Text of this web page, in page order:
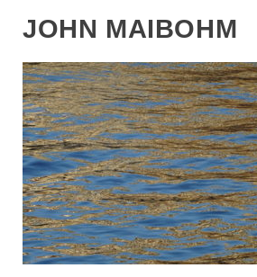
JOHN MAIBOHM